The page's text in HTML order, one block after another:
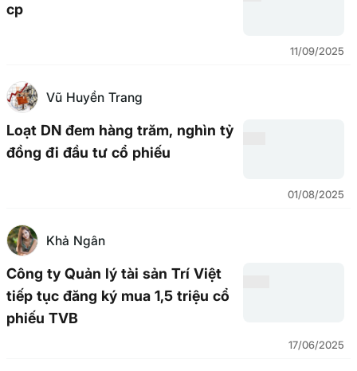
cp
11/09/2025
Vũ Huyền Trang
Loạt DN đem hàng trăm, nghìn tỷ
đồng đi đầu tư cổ phiếu
01/08/2025
Khả Ngân
Công ty Quản lý tài sản Trí Việt
tiếp tục đăng ký mua 1,5 triệu cổ
phiếu TVB
17/06/2025